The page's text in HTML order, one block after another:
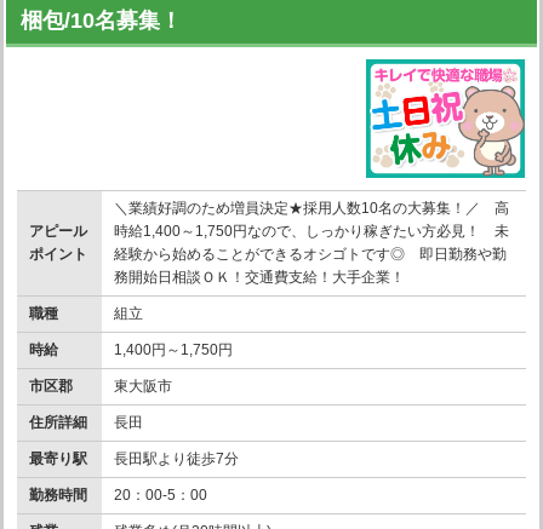
梱包/10名募集！
アピール
ポイント
＼業績好調のため増員決定★採用人数10名の大募集！／ 高
時給1,400～1,750円なので、しっかり稼ぎたい方必見！ 未
経験から始めることができるオシゴトです◎ 即日勤務や勤
務開始日相談ＯＫ！交通費支給！大手企業！
職種 組立
時給 1,400円～1,750円
市区郡 東大阪市
住所詳細 長田
最寄り駅 長田駅より徒歩7分
勤務時間 20：00-5：00